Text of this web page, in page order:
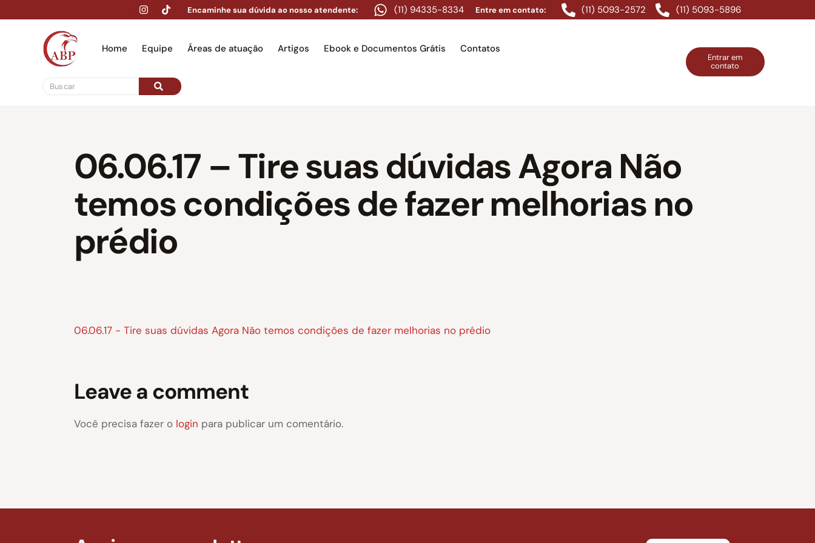
Encaminhe sua dúvida ao nosso atendente: (11) 94335-8334 Entre em contato: (11) 5093-2572 (11) 5093-5896
Home Equipe Áreas de atuação Artigos Ebook e Documentos Grátis Contatos
Entrar em
contato
06.06.17 – Tire suas dúvidas Agora Não
temos condições de fazer melhorias no
prédio
06.06.17 - Tire suas dúvidas Agora Não temos condições de fazer melhorias no prédio
Leave a comment
Você precisa fazer o login para publicar um comentário.